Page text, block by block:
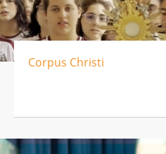
Corpus Christi